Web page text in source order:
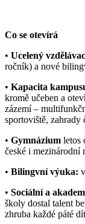
Co se otevírá
• Ucelený
ročník) a nové
• Kapacita
kromě učeben a
zázemí –
sportoviště, zahrady
• Gymnázium letos
české i mezinárodní
• Bilingvní výuka:
• Sociální a
školy dostal talent
zhruba každé páté